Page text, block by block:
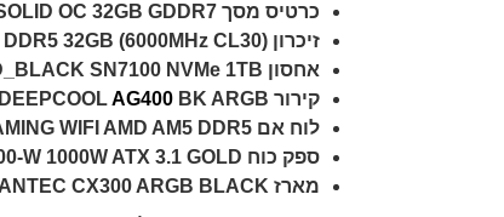
כרטיס מסך ZOTAC GAMING GeForce RTX 5090 SOLID OC 32GB GDDR7
זיכרון Kingston Fury DDR5 32GB (6000MHz CL30)
אחסון WD_BLACK SN7100 NVMe 1TB
קירור DEEPCOOL
AG400 BK ARGB
לוח אם ASUS WIFI AMD AM5 DDR5
ספק כוח THERMALRIGHT AG-1000-W 1000W ATX 3.1 GOLD
מארז ANTEC CX300 ARGB BLACK